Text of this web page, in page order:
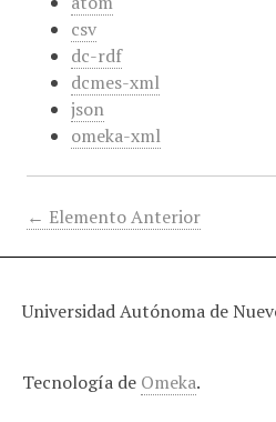
csv
dc-rdf
dcmes-xml
json
omeka-xml
← Elemento Anterior
Universidad Autónoma de
Tecnología de Omeka.